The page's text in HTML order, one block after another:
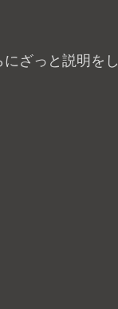
ざっと説明をし